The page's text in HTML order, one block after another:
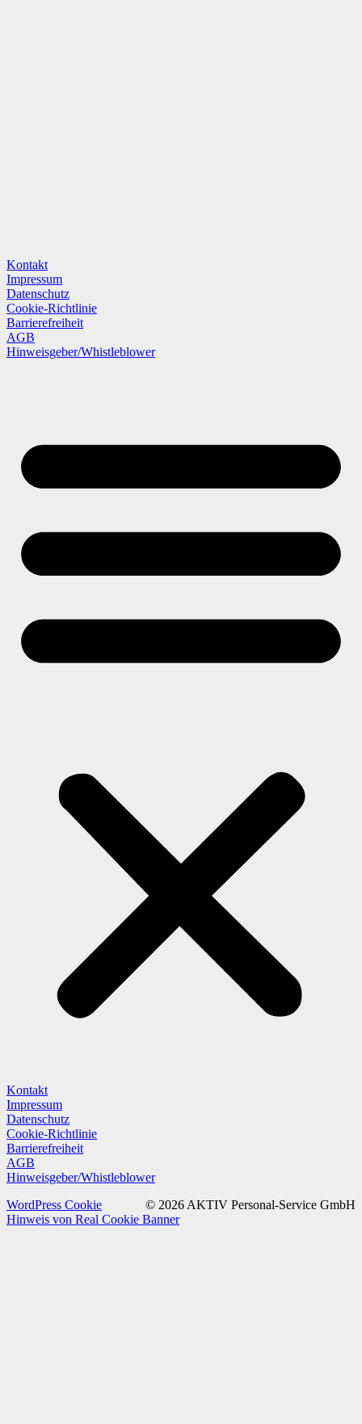
Kontakt
Impressum
Datenschutz
Cookie-Richtlinie
Barrierefreiheit
AGB
Hinweisgeber/Whistleblower
Kontakt
Impressum
Datenschutz
Cookie-Richtlinie
Barrierefreiheit
AGB
Hinweisgeber/Whistleblower
© 2026 AKTIV Personal-Service GmbH
WordPress Cookie
Hinweis von Real Cookie Banner